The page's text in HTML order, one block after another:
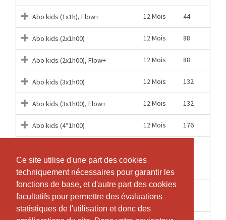
Ce site utilise d'une part des cookies
techniquement nécessaires pour garantir les
fonctions de base, et d'autre part des cookies
facultatifs pour permettre des évaluations
statistiques de l'utilisation et donc des
Ce site utilise d'une part des cookies
techniquement nécessaires pour garantir les
fonctions de base, et d'autre part des cookies
facultatifs pour permettre des évaluations
statistiques de l'utilisation et donc des
Abo kids (1x1h), Flow+ 12 Mois 44
Abo kids (2x1h00) 12 Mois 88
Abo kids (2x1h00), Flow+ 12 Mois 88
Abo kids (3x1h00) 12 Mois 132
Abo kids (3x1h00), Flow+ 12 Mois 132
Abo kids (4*1h00) 12 Mois 176
Cours découverte gratuit 1 Jours
Cours d'essai Kids
1
Semaines